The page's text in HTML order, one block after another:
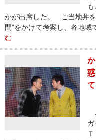
かが出席した。 ご当地丼
間”をかけて考案し、各地域
む